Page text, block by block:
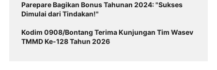
Parepare Bagikan Bonus Tahunan 2024: "Sukses
Dimulai dari Tindakan!"
Kodim 0908/Bontang Terima Kunjungan Tim Wasev
TMMD Ke-128 Tahun 2026